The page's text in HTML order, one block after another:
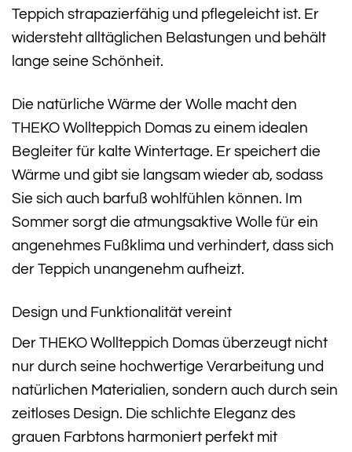
Teppich strapazierfähig und pflegeleicht ist. Er
widersteht alltäglichen Belastungen und behält
lange seine Schönheit.
Die natürliche Wärme der Wolle macht den
THEKO Wollteppich Domas zu einem idealen
Begleiter für kalte Wintertage. Er speichert die
Wärme und gibt sie langsam wieder ab, sodass
Sie sich auch barfuß wohlfühlen können. Im
Sommer sorgt die atmungsaktive Wolle für ein
angenehmes Fußklima und verhindert, dass sich
der Teppich unangenehm aufheizt.
Design und Funktionalität vereint
Der THEKO Wollteppich Domas überzeugt nicht
nur durch seine hochwertige Verarbeitung und
natürlichen Materialien, sondern auch durch sein
zeitloses Design. Die schlichte Eleganz des
grauen Farbtons harmoniert perfekt mit